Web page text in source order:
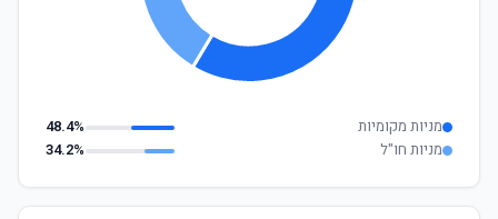
מניות מקומיות
48.4%
מניות חו"ל
34.2%